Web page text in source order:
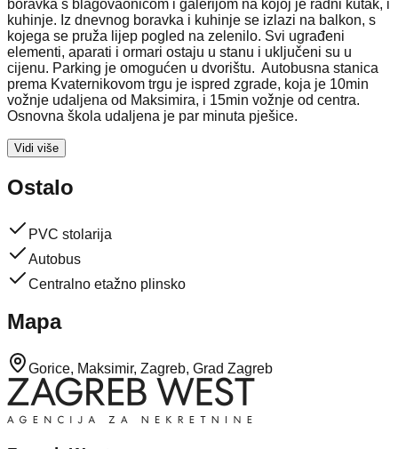
boravka s blagovaonicom i galerijom na kojoj je radni kutak, i
kuhinje. Iz dnevnog boravka i kuhinje se izlazi na balkon, s
kojega se pruža lijep pogled na zelenilo. Svi ugrađeni
elementi, aparati i ormari ostaju u stanu i uključeni su u
cijenu. Parking je omogućen u dvorištu. Autobusna stanica
prema Kvaternikovom trgu je ispred zgrade, koja je 10min
vožnje udaljena od Maksimira, i 15min vožnje od centra.
Osnovna škola udaljena je par minuta pješice.
Vidi više
Ostalo
PVC stolarija
Autobus
Centralno etažno plinsko
Mapa
Gorice, Maksimir, Zagreb, Grad Zagreb